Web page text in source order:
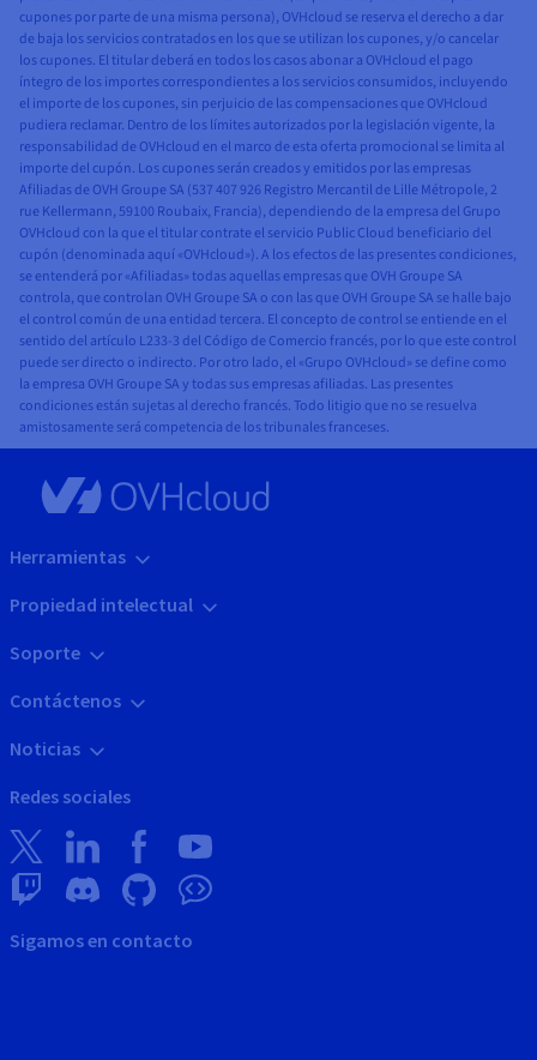
cupones por parte de una misma persona), OVHcloud se reserva el derecho a dar
de baja los servicios contratados en los que se utilizan los cupones, y/o cancelar
los cupones. El titular deberá en todos los casos abonar a OVHcloud el pago
íntegro de los importes correspondientes a los servicios consumidos, incluyendo
el importe de los cupones, sin perjuicio de las compensaciones que OVHcloud
pudiera reclamar. Dentro de los límites autorizados por la legislación vigente, la
responsabilidad de OVHcloud en el marco de esta oferta promocional se limita al
importe del cupón. Los cupones serán creados y emitidos por las empresas
Afiliadas de OVH Groupe SA (537 407 926 Registro Mercantil de Lille Métropole, 2
rue Kellermann, 59100 Roubaix, Francia), dependiendo de la empresa del Grupo
OVHcloud con la que el titular contrate el servicio Public Cloud beneficiario del
cupón (denominada aquí «OVHcloud»). A los efectos de las presentes condiciones,
se entenderá por «Afiliadas» todas aquellas empresas que OVH Groupe SA
controla, que controlan OVH Groupe SA o con las que OVH Groupe SA se halle bajo
el control común de una entidad tercera. El concepto de control se entiende en el
sentido del artículo L233-3 del Código de Comercio francés, por lo que este control
puede ser directo o indirecto. Por otro lado, el «Grupo OVHcloud» se define como
la empresa OVH Groupe SA y todas sus empresas afiliadas. Las presentes
condiciones están sujetas al derecho francés. Todo litigio que no se resuelva
amistosamente será competencia de los tribunales franceses.
Herramientas
Propiedad intelectual
Soporte
Contáctenos
Noticias
Redes sociales
Sigamos en contacto